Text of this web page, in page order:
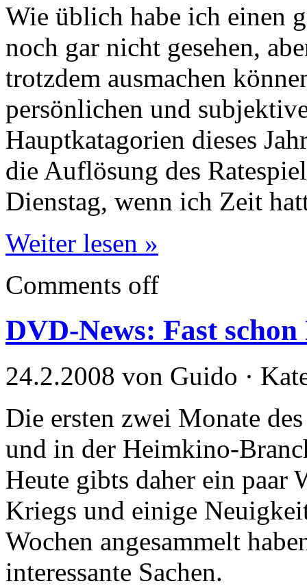
Wie üblich habe ich einen
noch gar nicht gesehen,
trotzdem ausmachen
persönlichen und
Hauptkatagorien dieses
die Auflösung des
Dienstag, wenn ich Zeit
Weiter lesen »
Comments off
DVD-News: Fast
24.2.2008 von Guido ·
Die ersten zwei Monate
und in der Heimkino-
Heute gibts daher ein paar
Kriegs und einige
Wochen angesammelt
interessante Sachen.